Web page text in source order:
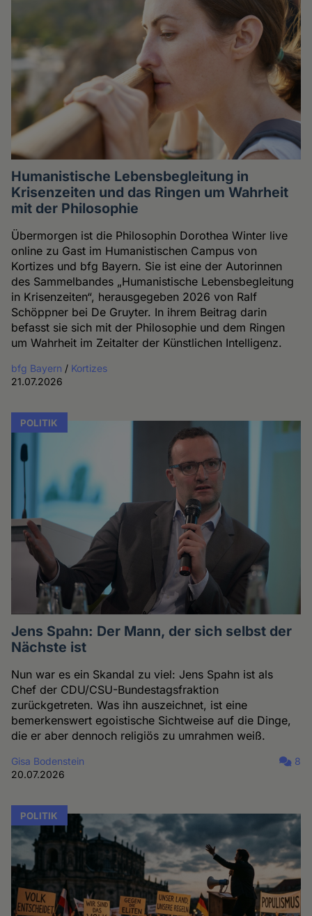
Humanistische Lebensbegleitung in
Krisenzeiten und das Ringen um Wahrheit
mit der Philosophie
Übermorgen ist die Philosophin Dorothea Winter live
online zu Gast im Humanistischen Campus von
Kortizes und bfg Bayern. Sie ist eine der Autorinnen
des Sammelbandes „Humanistische Lebensbegleitung
in Krisenzeiten“, herausgegeben 2026 von Ralf
Schöppner bei De Gruyter. In ihrem Beitrag darin
befasst sie sich mit der Philosophie und dem Ringen
um Wahrheit im Zeitalter der Künstlichen Intelligenz.
bfg Bayern / Kortizes
21.07.2026
POLITIK
Jens Spahn: Der Mann, der sich selbst der
Nächste ist
Nun war es ein Skandal zu viel: Jens Spahn ist als
Chef der CDU/CSU-Bundestagsfraktion
zurückgetreten. Was ihn auszeichnet, ist eine
bemerkenswert egoistische Sichtweise auf die Dinge,
die er aber dennoch religiös zu umrahmen weiß.
Gisa Bodenstein
20.07.2026
8
POLITIK